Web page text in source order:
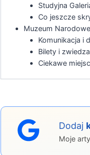
Studyjna
Co jeszcze
Muzeum
Komunikacja i
Bilety i
Ciekawe
Dodaj
Moje